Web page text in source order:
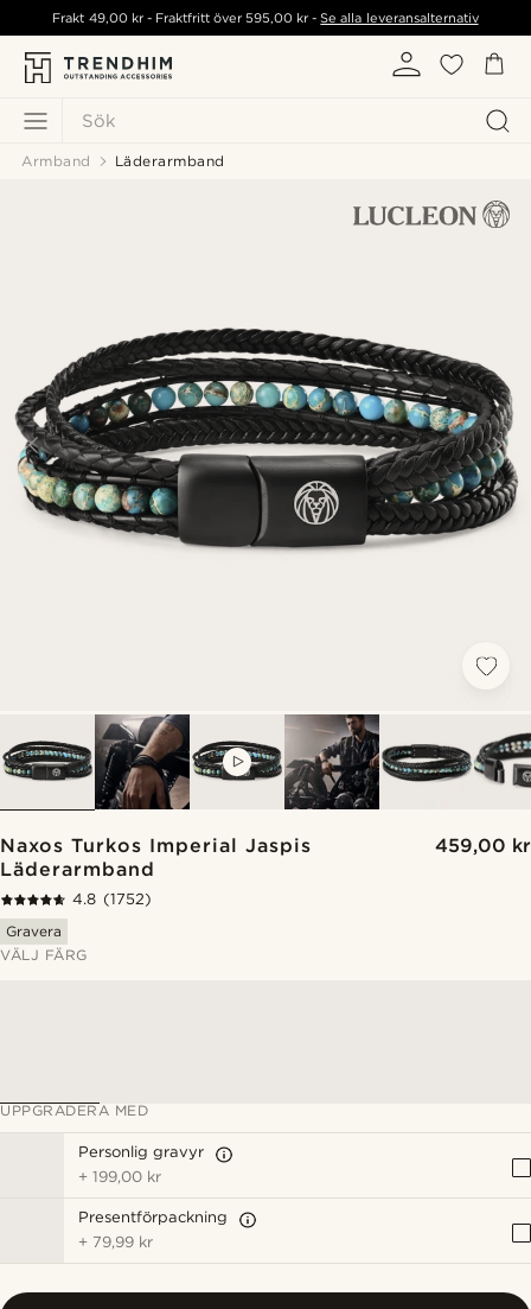
Sök
Frakt 49,00 kr- Fraktfritt över595,00 kr -Se alla leveransalternativ
Armband Läderarmband
Naxos Turkos Imperial Jaspis
Läderarmband
459,00 kr
4.8 (1752)
Gravera
VÄLJ FÄRG
UPPGRADERA MED
Personlig gravyr
+199,00 kr
Presentförpackning
+ 79,99 kr